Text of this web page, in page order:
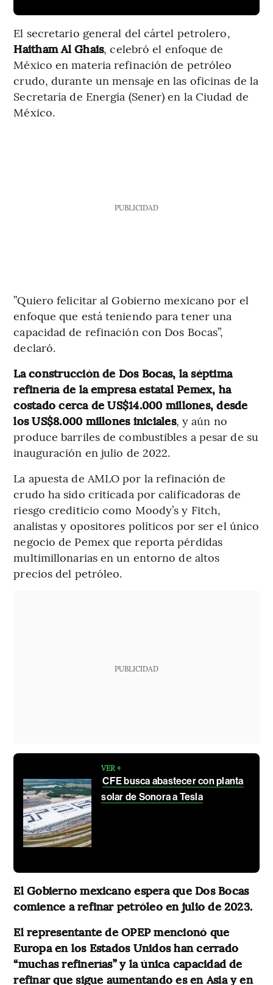
El secretario general del cártel petrolero,
Haitham Al Ghais, celebró el enfoque de
México en materia refinación de petróleo
crudo, durante un mensaje en las oficinas de la
Secretaría de Energía (Sener) en la Ciudad de
México.
PUBLICIDAD
”Quiero felicitar al Gobierno mexicano por el
enfoque que está teniendo para tener una
capacidad de refinación con Dos Bocas”,
declaró.
La construcción de Dos Bocas, la séptima
refinería de la empresa estatal Pemex, ha
costado cerca de US$14.000 millones, desde
los US$8.000 millones iniciales, y aún no
produce barriles de combustibles a pesar de su
inauguración en julio de 2022.
La apuesta de AMLO por la refinación de
crudo ha sido criticada por calificadoras de
riesgo crediticio como Moody’s y Fitch,
analistas y opositores políticos por ser el único
negocio de Pemex que reporta pérdidas
multimillonarias en un entorno de altos
precios del petróleo.
PUBLICIDAD
VER +
CFE busca abastecer con planta
solar de Sonora a Tesla
El Gobierno mexicano espera que Dos Bocas
comience a refinar petróleo en julio de 2023.
El representante de OPEP mencionó que
Europa en los Estados Unidos han cerrado
“muchas refinerías” y la única capacidad de
refinar que sigue aumentando es en Asia y en